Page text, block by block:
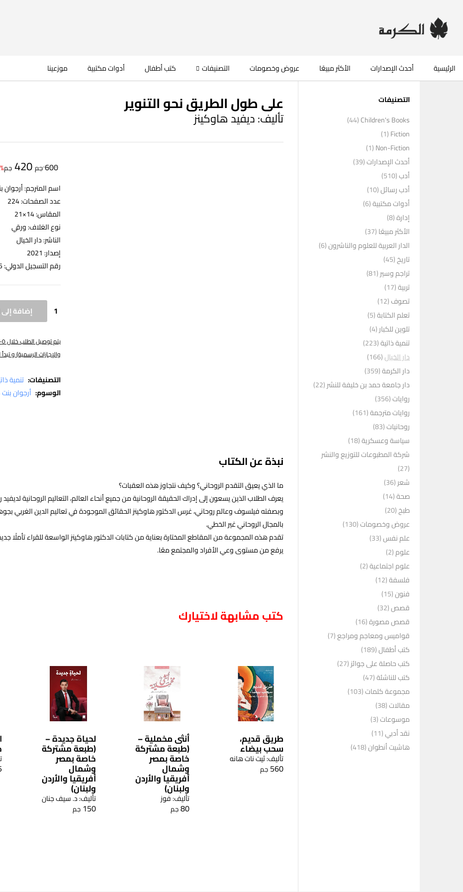
الرئيسية أحدث الإصدارات الأكثر مبيعًا عروض وخصومات التصنيفات كتب أطفال أدوات مكتبية موزعينا
التصنيفات
Children's Books
(44)
Fiction
(1)
Non-Fiction
(1)
أحدث الإصدارات(39)
أدب(510)
أدب رسائل(10)
أدوات مكتبية(6)
إدارة(8)
الأكثر مبيعًا(37)
الدار العربية للعلوم والناشرون(6)
تاريخ(45)
تراجم وسير(81)
تربية(17)
تصوف(12)
تعلم الكتابة(5)
تلوين للكبار(4)
تنمية ذاتية(223)
دار الخيال(166)
دار الكرمة(359)
دار جامعة حمد بن خليفة للنشر(22)
روايات(356)
روايات مترجمة(161)
روحانيات(83)
سياسة وعسكرية(18)
شركة المطبوعات للتوزيع والنشر
(27)
شعر(36)
صحة(14)
طبخ(20)
عروض وخصومات(130)
علم نفس(33)
علوم(2)
علوم اجتماعية(2)
فلسفة(12)
فنون(15)
قصص(32)
قصص مصورة(16)
قواميس ومعاجم ومراجع(7)
كتب أطفال(189)
كتب حاصلة على جوائز(27)
كتب للناشئة(47)
مجموعة كلمات(103)
مقالات(38)
موسوعات(3)
نقد أدبي(11)
هاشيت أنطوان(418)
على طول الطريق نحو التنوير
تأليف: ديفيد هاوكينز
600جم 420 جم
اسم المترجم: أرجوان
عدد الصفحات: 224
المقاس: 14×21
نوع الغلاف: ورقي
الناشر: دار الخيال
إصدار: 2021
رقم التسجيل الدولي: 9789953651095
إضافة
والإجازات الرسمية) و
التصنيفات: تنمية
الوسوم: أرجوان
نبذة عن الكتاب
ما الذي يعيق التقدم الروحاني؟ وكيف نتجاوز هذه العقبات؟
يعرف الطلاب الذين يسعون إلى إدراك الحقيقة الروحانية من جميع أنحاء العالم، التعاليم الروحانية
وبصفته فيلسوف وعالم روحاني، غرس الدكتور هاوكينز ‏الحقائق الموجودة في تعاليم الدين الغربي
بالمجال ‏الروحاني غير الخطي.‏
تقدم هذه المجموعة من المقاطع المختارة بعناية من كتابات الدكتور هاوكينز الواسعة للقراء تأملًا
يرفع من مستوى وعي الأفراد والمجتمع معًا.‏
كتب مشابهة لاختيارك
طريق قديم،
سحب بيضاء
تأليف: ثيت نات هانه
560 جم
أنثى مخملية –
(طبعة مشتركة
خاصة بمصر
وشمال
أفريقيا والأردن
ولبنان)
تأليف: فوز
80جم
لحياة جديدة –
(طبعة مشتركة
خاصة بمصر
وشمال
أفريقيا والأردن
ولبنان)
تأليف: د. سيف جنان
150 جم